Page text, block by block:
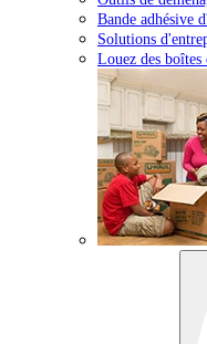
Bande adhésive
Solutions
Louez des boîtes